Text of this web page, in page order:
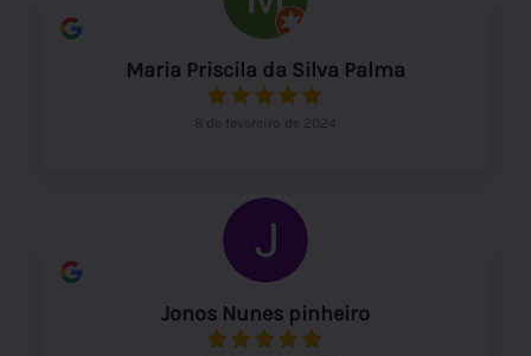
Maria Priscila da Silva Palma
8 de fevereiro de 2024
Jonos Nunes pinheiro